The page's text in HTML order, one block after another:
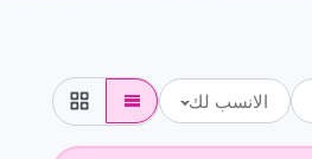
الانسب لك